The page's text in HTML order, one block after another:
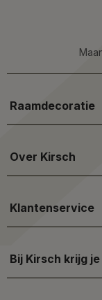
Raamdecoratie
Over Kirsch
Klantenservice
Bij Kirsch krijg je